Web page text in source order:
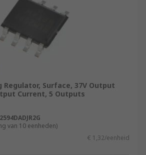
Regulator, Surface, 37V Output
Current, 5 Outputs
van 10 eenheden)
€ 1,32/eenheid